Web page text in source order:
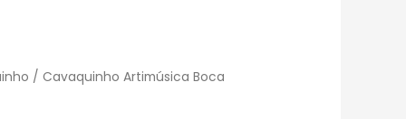
/ Cavaquinho Artimúsica Boca